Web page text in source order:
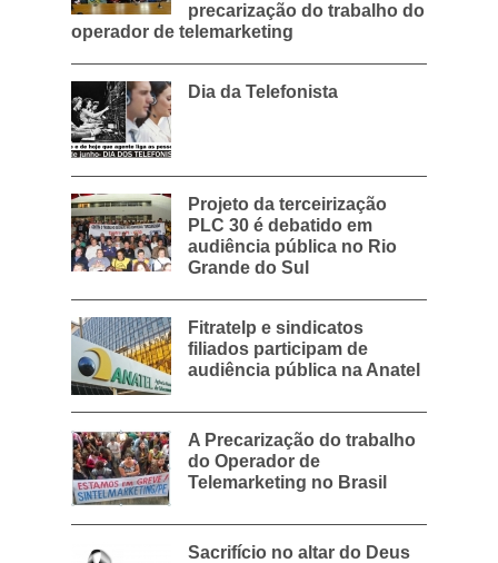
precarização do trabalho do
operador de telemarketing
Dia da Telefonista
Projeto da terceirização
PLC 30 é debatido em
audiência pública no Rio
Grande do Sul
Fitratelp e sindicatos
filiados participam de
audiência pública na Anatel
A Precarização do trabalho
do Operador de
Telemarketing no Brasil
Sacrifício no altar do Deus